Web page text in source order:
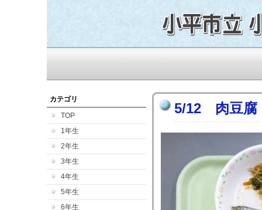
カテゴリ
TOP
1年生
2年生
3年生
4年生
5年生
6年生
5/12 肉豆腐